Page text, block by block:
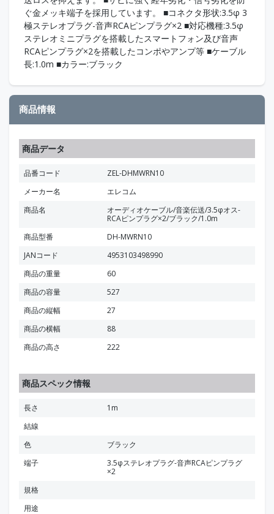
ぐ金メッキ端子を採用しています。 ■コネクタ形状:3.5φ 3
極ステレオプラグ-音声RCAピンプラグ×2 ■対応機種:3.5φ
ステレオミニプラグを搭載したスマートフォン及び音声
RCAピンプラグ×2を搭載したコンポやアンプ等 ■ケーブル
長:1.0m ■カラー:ブラック
商品情報
商品データ
品番コード
ZEL-DHMWRN10
メーカー名
エレコム
商品名
オーディオケーブル/音楽伝送/3.5φオス-
RCAピンプラグ×2/ブラック/1.0m
商品型番
DH-MWRN10
JANコード
4953103498990
商品の重量
60
商品の容量
527
商品の縦幅
27
商品の横幅
88
商品の高さ
222
商品スペック情報
長さ
1m
結線
色
ブラック
端子
3.5φステレオプラグ-音声RCAピンプラグ
×2
規格
用途